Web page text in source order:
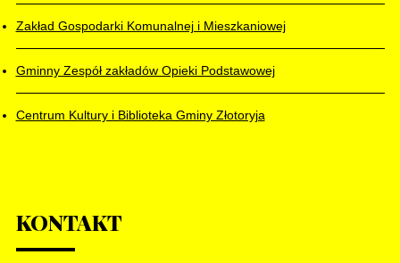
Zakład Gospodarki Komunalnej i Mieszkaniowej
Gminny Zespół zakładów Opieki Podstawowej
Centrum Kultury i Biblioteka Gminy Złotoryja
KONTAKT